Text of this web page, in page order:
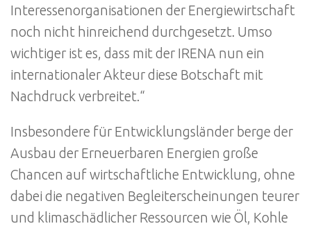
Interessenorganisationen der Energiewirtschaft
noch nicht hinreichend durchgesetzt. Umso
wichtiger ist es, dass mit der IRENA nun ein
internationaler Akteur diese Botschaft mit
Nachdruck verbreitet.“
Insbesondere für Entwicklungsländer berge der
Ausbau der Erneuerbaren Energien große
Chancen auf wirtschaftliche Entwicklung, ohne
dabei die negativen Begleiterscheinungen teurer
und klimaschädlicher Ressourcen wie Öl, Kohle